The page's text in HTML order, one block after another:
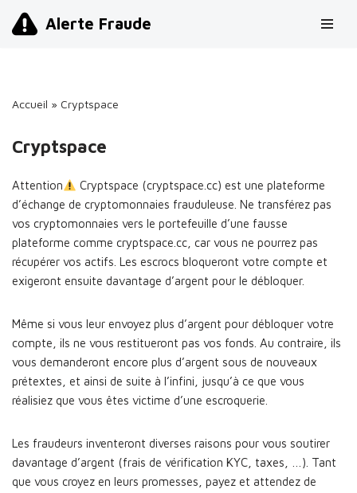
Alerte Fraude
Accueil » Cryptspace
Cryptspace
Attention
Cryptspace (cryptspace.cc) est une plateforme
d’échange de cryptomonnaies frauduleuse. Ne transférez pas
vos cryptomonnaies vers le portefeuille d’une fausse
plateforme comme cryptspace.cc, car vous ne pourrez pas
récupérer vos actifs. Les escrocs bloqueront votre compte et
exigeront ensuite davantage d’argent pour le débloquer.
Même si vous leur envoyez plus d’argent pour débloquer votre
compte, ils ne vous restitueront pas vos fonds. Au contraire, ils
vous demanderont encore plus d’argent sous de nouveaux
prétextes, et ainsi de suite à l’infini, jusqu’à ce que vous
réalisiez que vous êtes victime d’une escroquerie.
Les fraudeurs inventeront diverses raisons pour vous soutirer
davantage d’argent (frais de vérification KYC, taxes, …). Tant
que vous croyez en leurs promesses, payez et attendez de